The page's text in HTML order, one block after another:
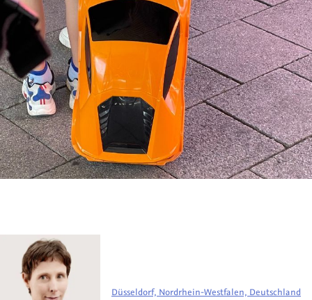
Düsseldorf, Nordrhein-Westfalen, Deutschland